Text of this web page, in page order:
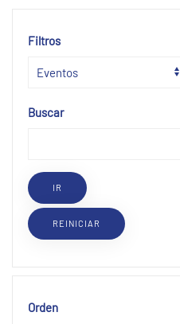
Filtros
Buscar
Orden